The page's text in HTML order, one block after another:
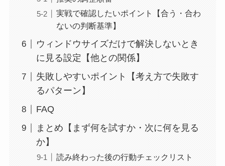
実戦で確認したいポイント【合う・合わ
ないの判断基準】
ウィンドウサイズだけで解決しないとき
に見る設定【他との関係】
失敗しやすいポイント【考え方で失敗す
るパターン】
FAQ
まとめ【まず何を試すか・次に何を見る
か】
読み終わった後の行動チェックリスト